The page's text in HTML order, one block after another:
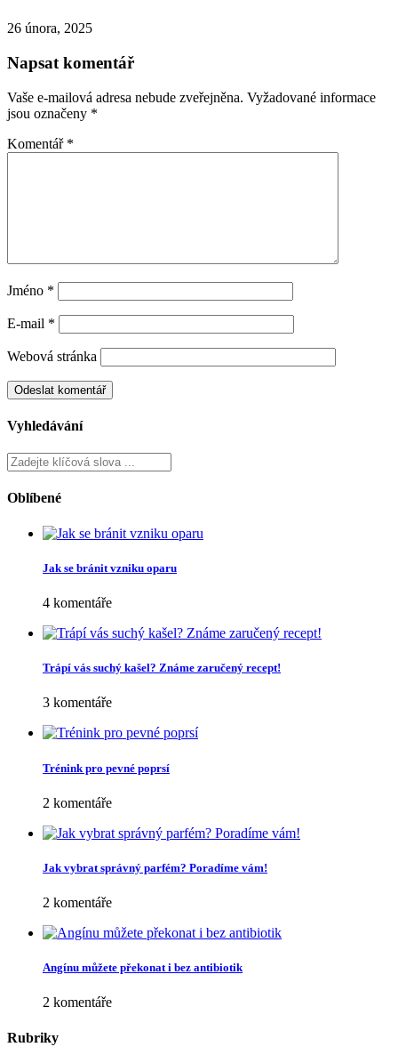
26 února, 2025
Napsat komentář
Vaše e-mailová adresa nebude zveřejněna. Vyžadované informace
jsou označeny *
Komentář *
Jméno *
E-mail *
Webová stránka
Vyhledávání
Oblíbené
Jak se bránit vzniku oparu
4 komentáře
Trápí vás suchý kašel? Známe zaručený recept!
3 komentáře
Trénink pro pevné poprsí
2 komentáře
Jak vybrat správný parfém? Poradíme vám!
2 komentáře
Angínu můžete překonat i bez antibiotik
2 komentáře
Rubriky